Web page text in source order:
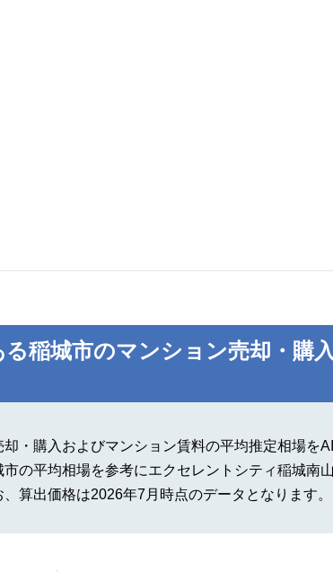
稲城市のマンション売却・購
・購入およびマンション賃料の平均推定相場を
の平均相場を参考にエクセレントシティ稲城南
算出価格は2026年7月時点のデータとなります。